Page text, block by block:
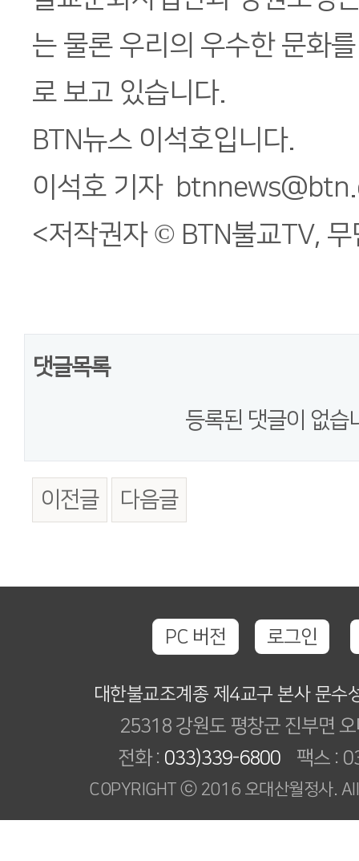
는 물론 우리의 우수한 문화
로 보고 있습니다.
BTN뉴스 이석호입니다.
이석호 기자
<저작권자 © BTN불교TV,
댓글목록
등록된 댓글이 없습
이전글 다음글
PC 버전 로그인
대한불교조계종 제4교구 본사 문수
25318 강원도 평창군 진부면
전화 : 033)339-6800 팩스 :
COPYRIGHT ⓒ 2016 오대산월정사.